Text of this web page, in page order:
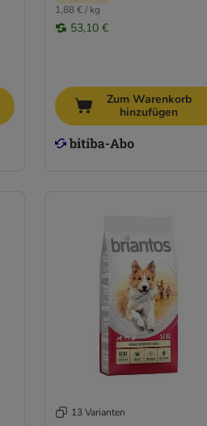
1,88 € / kg
53,10 €
Zum Warenkorb
hinzufügen
13 Varianten